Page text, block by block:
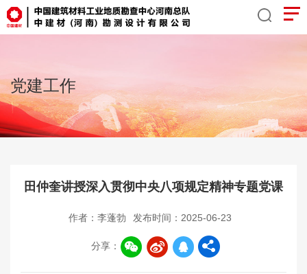
党建工作
田仲奎讲授深入贯彻中央八项规定精神专题党课
作者：李蓬勃 发布时间：2025-06-23
分享：